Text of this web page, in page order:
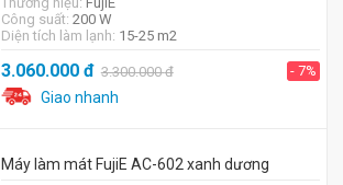
Công suất: 200 W
Diện tích làm lạnh: 15-25 m2
3.060.000đ 3.300.000đ - 7%
Giao nhanh
Máy làm mát FujiE AC-602 xanh dương